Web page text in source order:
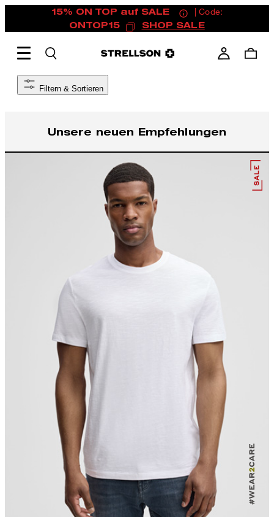
15% ON TOP auf SALE
| Code:
ONTOP15
SHOP SALE
Filtern & Sortieren
Unsere neuen Empfehlungen